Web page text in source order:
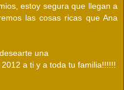
estoy segura que llegan a
las cosas ricas que Ana
una
a ti y a toda tu familia!!!!!!